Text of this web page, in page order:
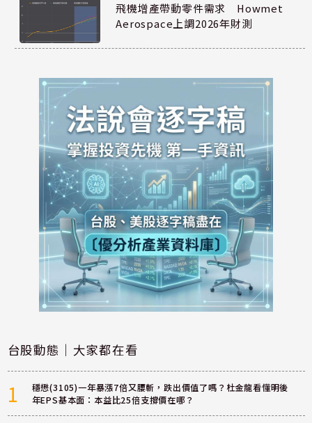
飛機增產帶動零件需求 Howmet
Aerospace上調2026年財測
台股動態｜大家都在看
1
穩懋(3105)一年暴漲7倍又腰斬，跌出價值了嗎？杜金龍看懂明後
年EPS基本面：本益比25倍支撐價在哪？